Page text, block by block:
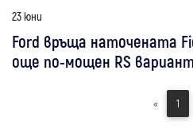
23 юни
Ford връща наточената
още по-мощен RS вариант
« 1